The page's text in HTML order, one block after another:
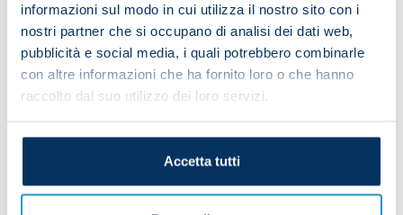
informazioni sul modo in cui utilizza il nostro sito con i
nostri partner che si occupano di analisi dei dati web,
pubblicità e social media, i quali potrebbero combinarle
con altre informazioni che ha fornito loro o che hanno
raccolto dal suo utilizzo dei loro servizi.
Accetta tutti
The squad was then split in two for technical and
tactical drills on pitches one and two.
Sunday afternoon.